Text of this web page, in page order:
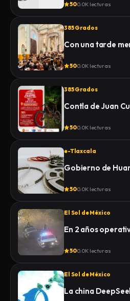
500.0K lecturas
385 Grados
Con una tarde
500.0K lecturas
385 Grados
Contla de Juan
500.0K lecturas
e-Tlaxcala
Gobierno de
500.0K lecturas
El Sol de México
En 2 años
500.0K lecturas
El Sol de México
La china